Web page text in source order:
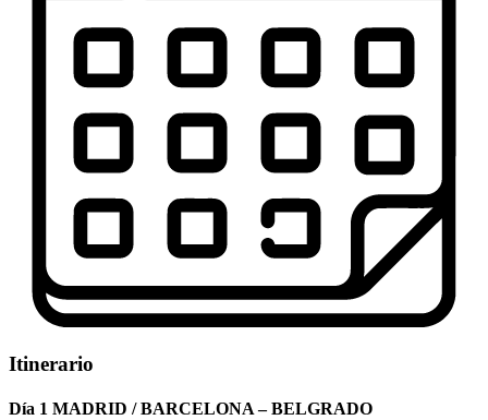
Itinerario
Día 1 MADRID / BARCELONA – BELGRADO